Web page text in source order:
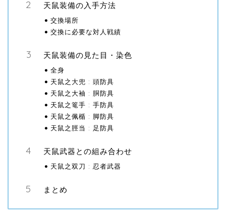
天鼠装備の入手方法
交換場所
交換に必要な対人戦績
天鼠装備の見た目・染色
全身
天鼠之大兜 : 頭防具
天鼠之大袖 : 胴防具
天鼠之篭手 : 手防具
天鼠之佩楯 : 脚防具
天鼠之脛当 : 足防具
天鼠武器との組み合わせ
天鼠之双刀 : 忍者武器
まとめ